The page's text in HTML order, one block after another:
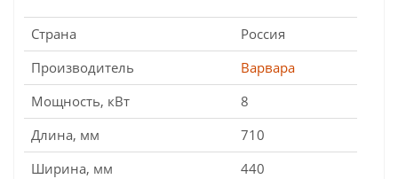
Страна
Россия
Производитель
Варвара
Мощность, кВт
8
Длина, мм
710
Ширина, мм
440